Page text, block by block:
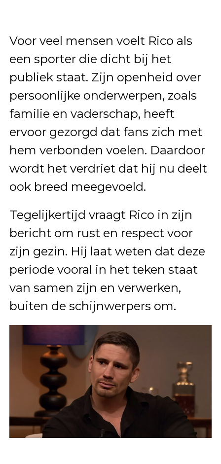
Voor veel mensen voelt Rico als
een sporter die dicht bij het
publiek staat. Zijn openheid over
persoonlijke onderwerpen, zoals
familie en vaderschap, heeft
ervoor gezorgd dat fans zich met
hem verbonden voelen. Daardoor
wordt het verdriet dat hij nu deelt
ook breed meegevoeld.
Tegelijkertijd vraagt Rico in zijn
bericht om rust en respect voor
zijn gezin. Hij laat weten dat deze
periode vooral in het teken staat
van samen zijn en verwerken,
buiten de schijnwerpers om.